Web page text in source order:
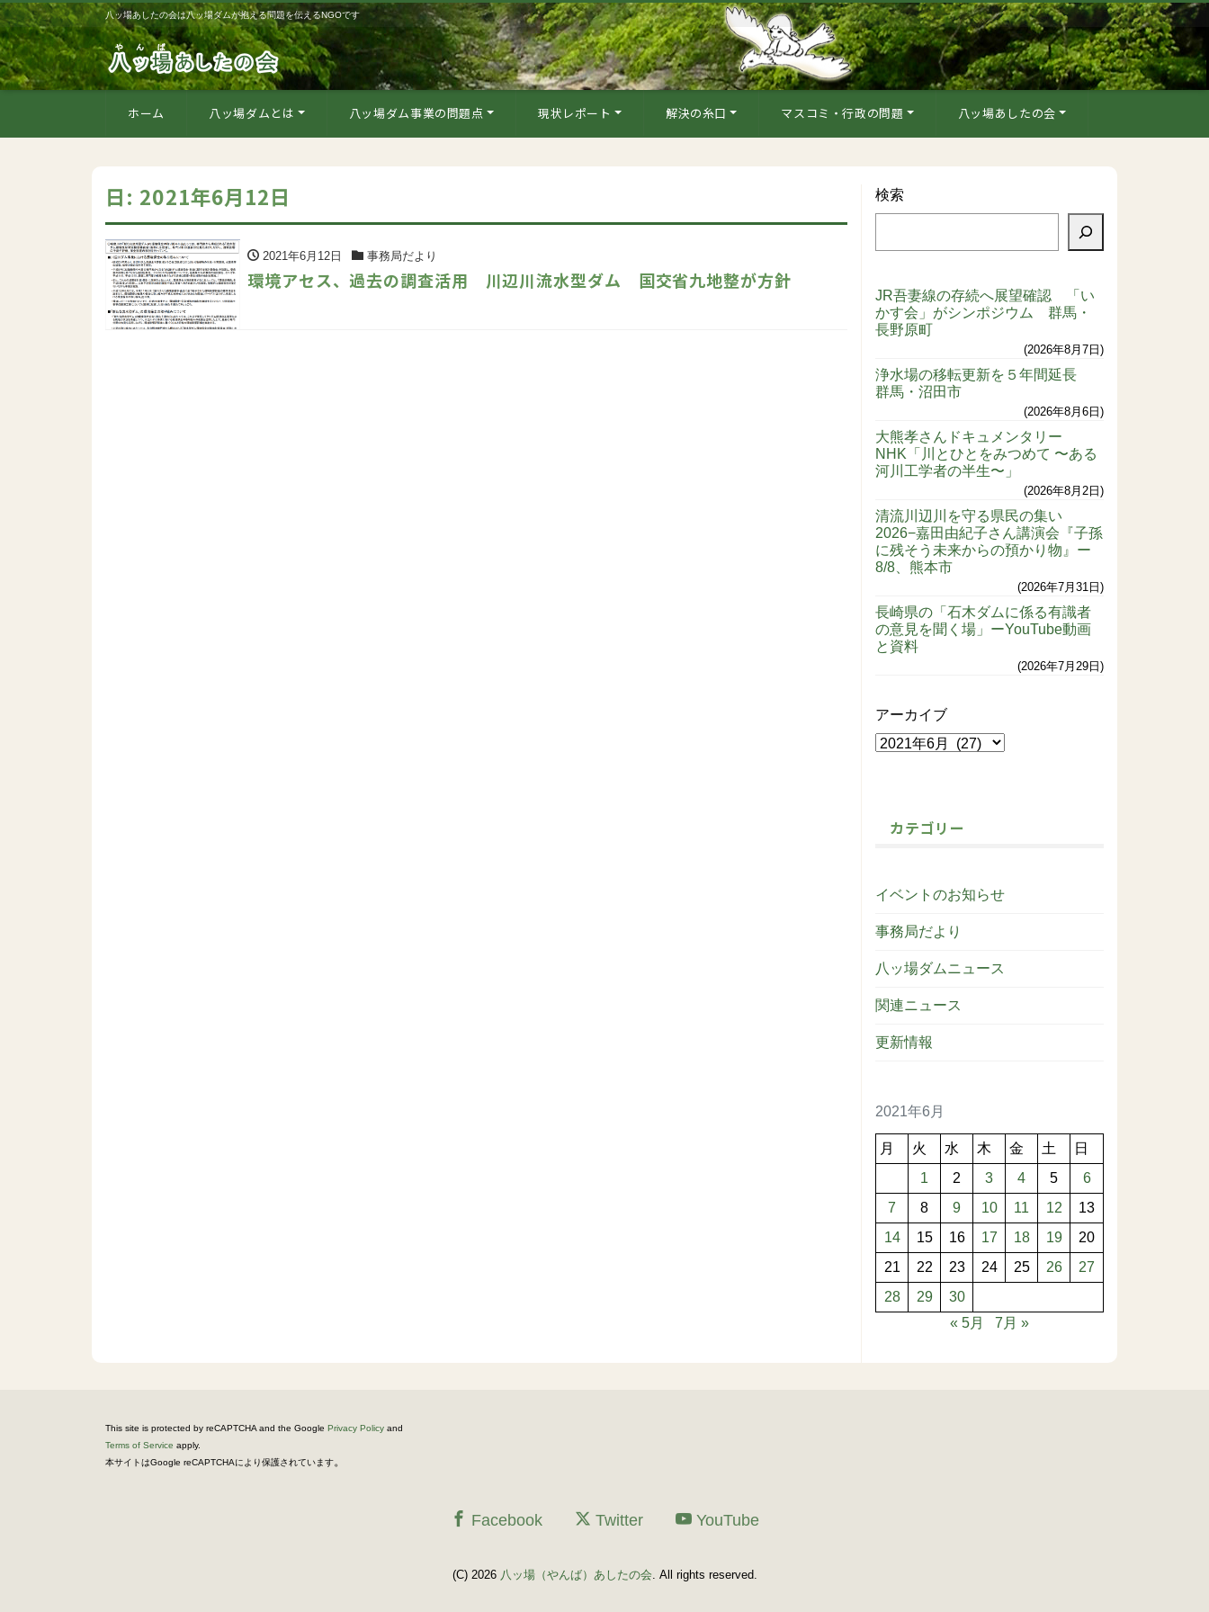
八ッ場あしたの会は八ッ場ダムが抱える問題を伝えるNGOです
ホーム 八ッ場ダムとは 八ッ場ダム事業の問題点 現状レポート 解決の糸口 マスコミ・行政の問題 八ッ場あしたの会
日: 2021年6月12日
2021年6月12日 事務局だより
環境アセス、過去の調査活用 川辺川流水型ダム 国交省九地整が方針
検索
JR吾妻線の存続へ展望確認 「い
かす会」がシンポジウム 群馬・
長野原町
2026年8月7日
浄水場の移転更新を５年間延長
群馬・沼田市
2026年8月6日
大熊孝さんドキュメンタリー
NHK「川とひとをみつめて 〜ある
河川工学者の半生〜」
2026年8月2日
清流川辺川を守る県民の集い
2026−嘉田由紀子さん講演会『子孫
に残そう未来からの預かり物』ー
8/8、熊本市
2026年7月31日
長崎県の「石木ダムに係る有識者
の意見を聞く場」ーYouTube動画
と資料
2026年7月29日
アーカイブ
カテゴリー
イベントのお知らせ
事務局だより
八ッ場ダムニュース
関連ニュース
更新情報
2021年6月
月 火 水 木 金 土
日
1
2 3 4 5
6
7
8 9 10 11 12
13
14
15 16 17 18 19
20
21
22 23 24 25 26
27
28
29
30
« 5月
7月 »
This site is protected by reCAPTCHA and the Google Privacy Policy and
Terms of Service apply.
本サイトはGoogle reCAPTCHAにより保護されています。
Facebook Twitter YouTube
(C) 2026 八ッ場（やんば）あしたの会. All rights reserved.